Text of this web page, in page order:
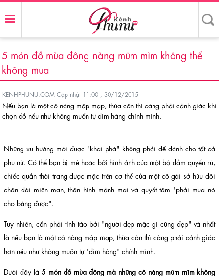
5 món đồ mùa đông nàng mũm mĩm không thể
không mua
KENHPHUNU.COM Cập nhật 11:00 , 30/12/2015
Nếu bạn là một cô nàng mập mạp, thừa cân thì càng phải cảnh giác khi
chọn đồ nếu như không muốn tự dìm hàng chính mình.
Những xu hướng mới được "khai phá" không phải để dành cho tất cả
phụ nữ. Có thể bạn bị mê hoặc bởi hình ảnh của một bộ đầm quyến rũ,
chiếc quần thời trang được mặc trên cơ thể của một cô gái sở hữu đôi
chân dài miên man, thân hình mảnh mai và quyết tâm "phải mua nó
cho bằng được".
Tuy nhiên, cần phải tỉnh táo bởi "người đẹp mặc gì cũng đẹp" và nhất
là nếu bạn là một cô nàng mập mạp, thừa cân thì càng phải cảnh giác
hơn nếu như không muốn tự "dìm hàng" chính mình.
Dưới đây là 5 món đồ mùa đông mà những cô nàng mũm mĩm không